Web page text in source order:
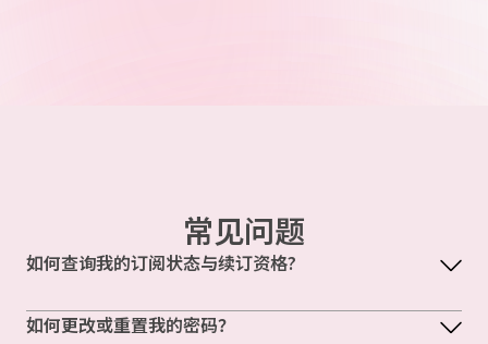
常见问题
如何查询我的订阅状态与续订资格?
如何更改或重置我的密码？